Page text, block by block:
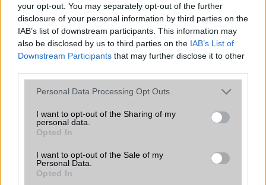
your opt-out. You may separately opt-out of the further
disclosure of your personal information by third parties on the
IAB’s list of downstream participants. This information may
also be disclosed by us to third parties on the IAB’s List of
Downstream Participants that may further disclose it to other
Please note that this website/app uses one or more Google
not limited to your visit or usage behaviour. You may click to
grant or deny consent to Google and its third-party tags to
use your data for below specified purposes in below Google
consent section.
Personal Data Processing Opt Outs
I want to opt-out of the Sharing of my
personal data.
Opted In
I want to opt-out of the Sale of my
Personal Data.
Opted In
ALKALMAZÁSOK ÉS ÉRZÉKELŐK
Java Nincs
Flash/Ujjlenyomat olvasó Fingerprint sensor
SNS integráció alap szolgáltatás
Organizer alap szolgáltatás
T9 szótár alkalmazás független szótár
Office alkalmazások
Iránytũ ecompass